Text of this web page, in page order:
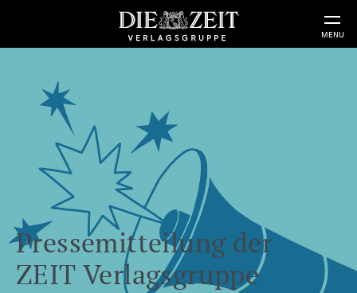
MENU
Pressemitteilung der
ZEIT Verlagsgruppe